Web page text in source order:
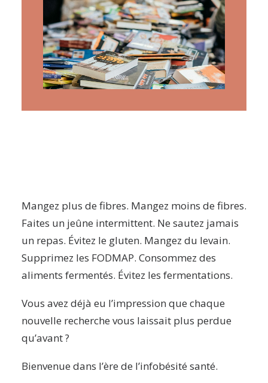
ARTICLES
YOGA
faire le quiz
Recherche
Mangez plus de fibres. Mangez moins de fibres.
Faites un jeûne intermittent. Ne sautez jamais
un repas. Évitez le gluten. Mangez du levain.
Supprimez les FODMAP. Consommez des
aliments fermentés. Évitez les fermentations.
Vous avez déjà eu l’impression que chaque
nouvelle recherche vous laissait plus perdue
qu’avant ?
Bienvenue dans l’ère de l’infobésité santé.